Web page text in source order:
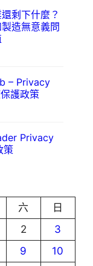
剩下什麼？
造無意義問
– Privacy
護政策
Privacy
策
六
日
2
3
9
10